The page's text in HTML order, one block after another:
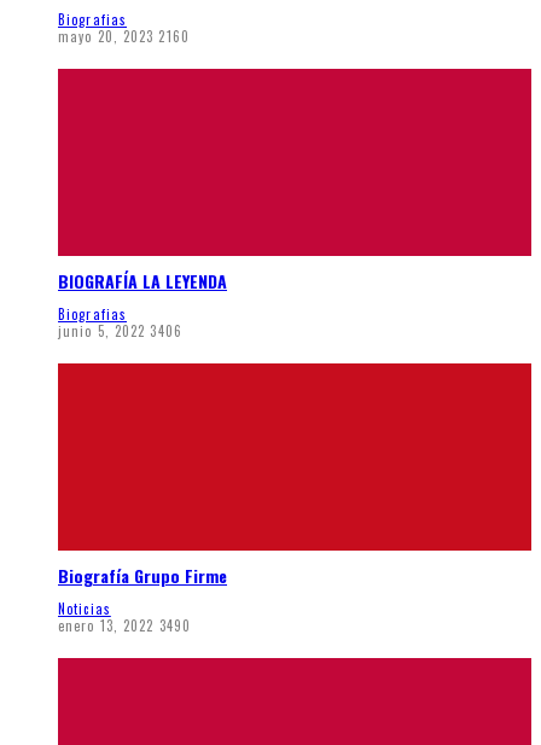
Biografias
mayo 20, 2023 2160
BIOGRAFÍA LA LEYENDA
Biografias
junio 5, 2022 3406
Biografía Grupo Firme
Noticias
enero 13, 2022 3490